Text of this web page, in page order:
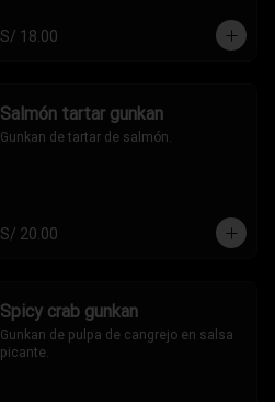
S/ 18.00
Salmón tartar gunkan
Gunkan de tartar de salmón.
S/ 20.00
Spicy crab gunkan
Gunkan de pulpa de cangrejo en salsa
picante.